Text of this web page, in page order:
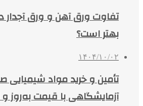
تفاوت ورق آهن و ورق
بهتر است؟
۱۴۰۴/۱۰/۰۲
تأمین و خرید مواد شیمیایی
آزمایشگاهی با قیمت به‌روز